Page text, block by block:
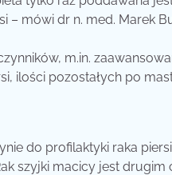
– mówi dr n. med. Marek
m.in.
ilości pozostałych po
do profilaktyki raka
szyjki macicy jest